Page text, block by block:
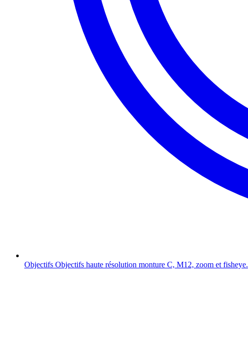
Objectifs Objectifs haute résolution monture C, M12, zoom et fisheye.